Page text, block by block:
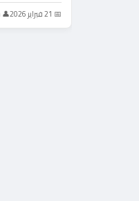
📅 21 فبراير 2026 👤 admin